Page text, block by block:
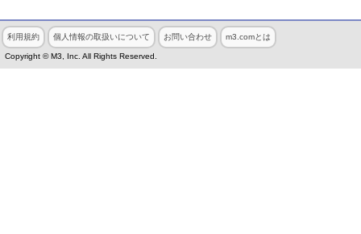
利用規約 個人情報の取扱いについて お問い合わせ m3.comとは
Copyright © M3, Inc. All Rights Reserved.